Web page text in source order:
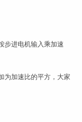
步进电机输入乘加速
为加速比的平方，大家